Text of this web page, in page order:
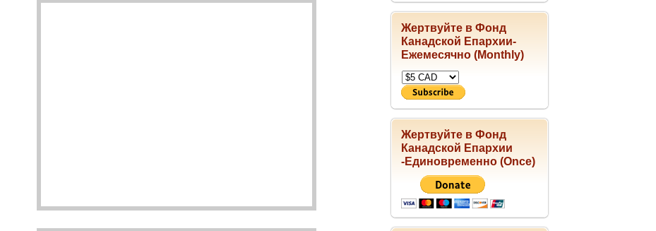
Жертвуйте в Фонд
Канадской Епархии-
Ежемесячно (Monthly)
Жертвуйте в Фонд
Канадской Епархии
-Единовременно (Once)